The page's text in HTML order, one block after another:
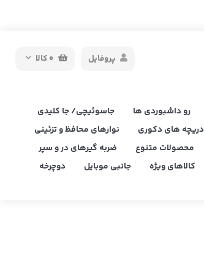
0کالا پروفایل
رو داشبوردی ها
جاسوئیچی/ جا کلیدی
دریچه های دکوری
نوارهای محافظ و تزئینی
محصولات متنوع
ضربه گیرهای در و سپر
کالاهای ویژه جانبی موبایل
دوچرخه